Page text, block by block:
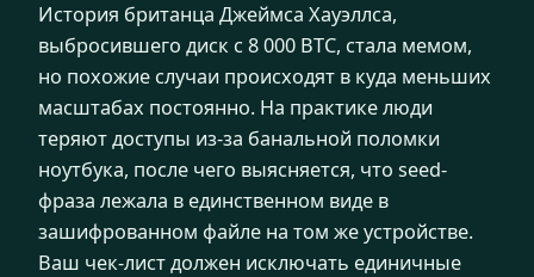
История британца Джеймса Хауэллса,
выбросившего диск с 8 000 BTC, стала мемом,
но похожие случаи происходят в куда меньших
масштабах постоянно. На практике люди
теряют доступы из-за банальной поломки
ноутбука, после чего выясняется, что seed-
фраза лежала в единственном виде в
зашифрованном файле на том же устройстве.
Ваш чек-лист должен исключать единичные